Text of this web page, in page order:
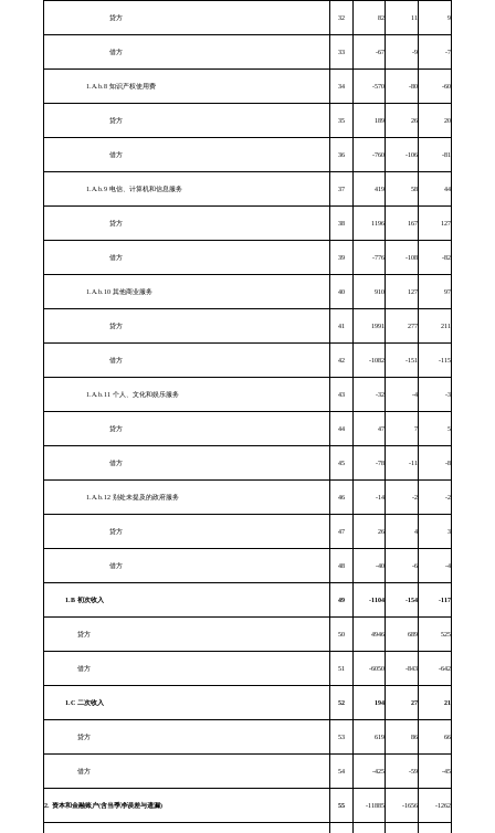
贷方 32 82 11 9
借方 33 -67 -9 -7
1.A.b.8 知识产权使用费 34 -570 -80 -60
贷方 35 189 26 20
借方 36 -760 -106 -81
1.A.b.9 电信、计算机和信息服务 37 419 58 44
贷方 38 1196 167 127
借方 39 -776 -108 -82
1.A.b.10 其他商业服务 40 910 127 97
贷方 41 1991 277 211
借方 42 -1082 -151 -115
1.A.b.11 个人、文化和娱乐服务 43 -32 -4 -3
贷方 44 47 7 5
借方 45 -78 -11 -8
1.A.b.12 别处未提及的政府服务 46 -14 -2 -2
贷方 47 26 4 3
借方 48 -40 -6 -4
1.B初次收入 49 -1104 -154 -117
贷方 50 4946 689 525
借方 51 -6050 -843 -642
1.C 二次收入 52 194 27 21
贷方 53 619 86 66
借方 54 -425 -59 -45
2.资本和金融账户(含当季净误差与遗漏) 55 -11885 -1656 -1262